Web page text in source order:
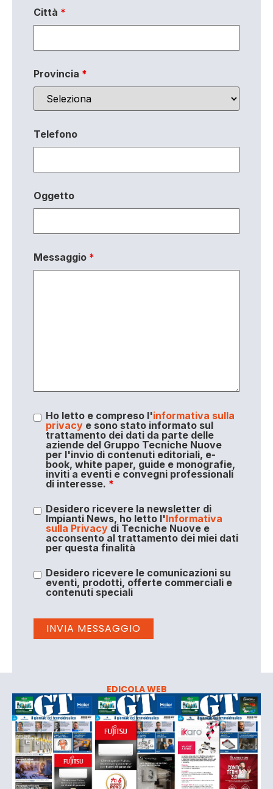
Città *
Provincia *
Telefono
Oggetto
Messaggio *
Ho letto e compreso l'informativa sulla
privacye sono stato informato sul
trattamento dei dati da parte delle
aziende del Gruppo Tecniche Nuove
per l'invio di contenuti editoriali, e-
book, white paper, guide e monografie,
inviti a eventi e convegni professionali
di interesse. *
Desidero ricevere la newsletter di
Impianti News, ho letto l'Informativa
sulla Privacydi Tecniche Nuove e
acconsento al trattamento dei miei dati
per questa finalità
Desidero ricevere le comunicazioni su
eventi, prodotti, offerte commerciali e
contenuti speciali
EDICOLA WEB